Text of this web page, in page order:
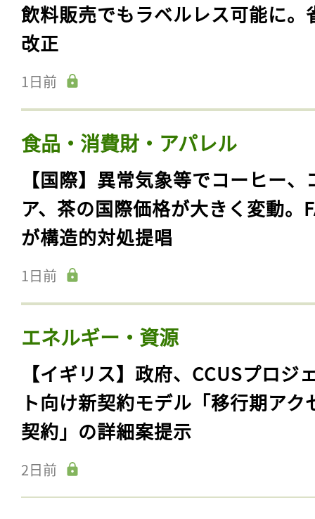
飲料販売でもラベルレス可能に。
改正
1日前
食品・消費財・アパレル
【国際】異常気象等でコーヒー、
ア、茶の国際価格が大きく変動。
が構造的対処提唱
1日前
エネルギー・資源
【イギリス】政府、CCUSプロジ
ト向け新契約モデル「移行期アク
契約」の詳細案提示
2日前